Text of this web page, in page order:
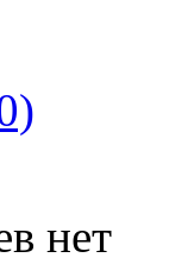
нет